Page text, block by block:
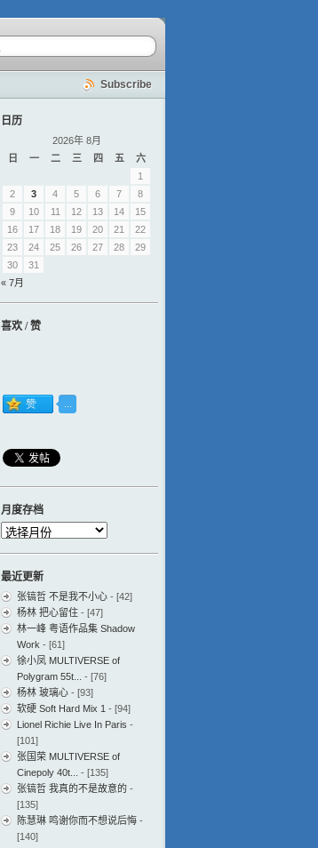
Subscribe
日历
2026年 8月
日
一 二 三 四 五
六
1
2
3 4 5 6 7
8
9
10 11 12 13 14
15
16
17 18 19 20 21
22
23
24 25 26 27 28
29
30
31
« 7月
喜欢 / 赞
月度存档
月
档
最近更新
张镐哲 不是我不小心 - [42]
杨林 把心留住 - [47]
林一峰 粤语作品集 Shadow
Work - [61]
徐小凤 MULTIVERSE of
Polygram 55t...
- [76]
杨林 玻璃心 - [93]
软硬 Soft Hard Mix 1 - [94]
Lionel Richie Live In Paris -
[101]
张国荣 MULTIVERSE of
Cinepoly 40t...
- [135]
张镐哲 我真的不是故意的 -
[135]
陈慧琳 鸣谢你而不想说后悔 -
[140]